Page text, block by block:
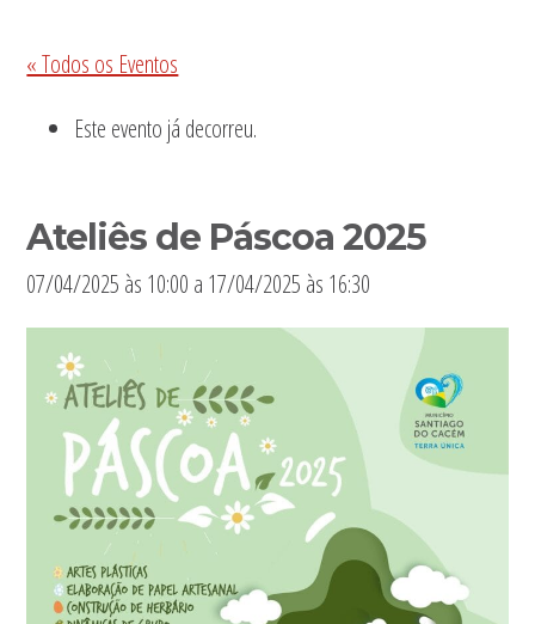
« Todos os Eventos
Este evento já decorreu.
Ateliês de Páscoa 2025
07/04/2025 às 10:00 a 17/04/2025 às 16:30
Sidebar